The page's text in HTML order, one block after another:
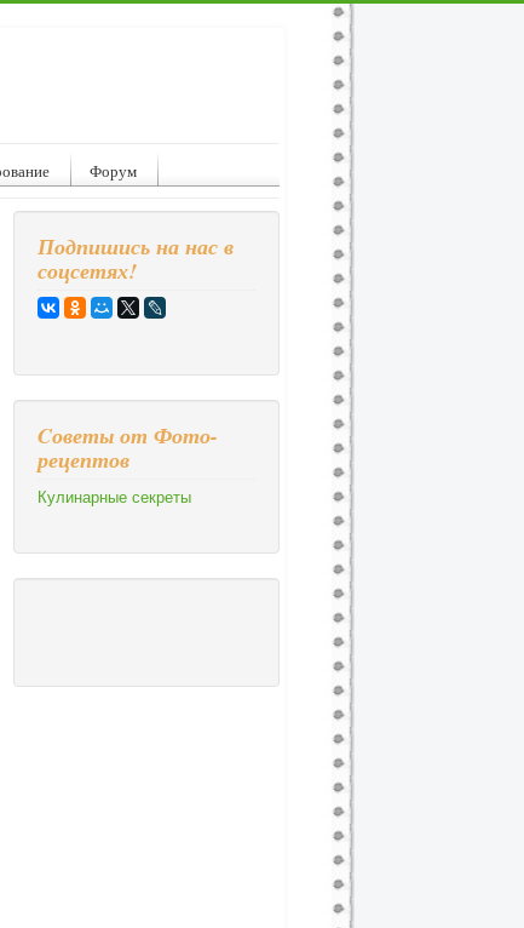
Форум
Подпишись на нас в
соцсетях!
Cоветы от Фото-
рецептов
Кулинарные секреты